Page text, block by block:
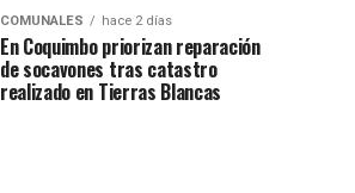
COMUNALES hace 2 días
En Coquimbo priorizan reparación
de socavones tras catastro
realizado en Tierras Blancas